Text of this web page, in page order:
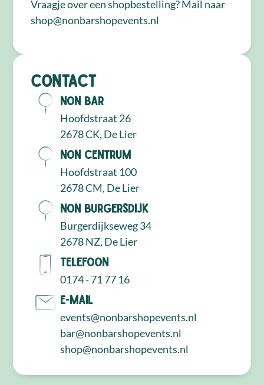
Vraagje over een shopbestelling? Mail naar
shop@nonbarshopevents.nl
Contact
NON Bar
Hoofdstraat 26
2678 CK, De Lier
NON Centrum
Hoofdstraat 100
2678 CM, De Lier
NON Burgersdijk
Burgerdijkseweg 34
2678 NZ, De Lier
Telefoon
0174 - 71 77 16
E-mail
events@nonbarshopevents.nl
bar@nonbarshopevents.nl
shop@nonbarshopevents.nl